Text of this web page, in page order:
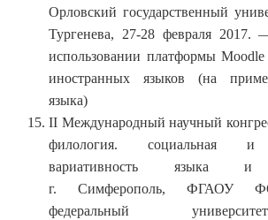
Орловский государственный
Тургенева, 27-28 февраля
использовании платформы
иностранных языков (на
языка)
II Международный научный
филология. социальная и
вариативность языка и
г. Симферополь, ФГАОУ
федеральный